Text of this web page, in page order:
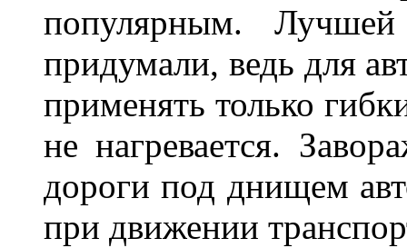
популярным.
придумали, ведь для
применять только
не нагревается.
дороги под днищем
при движении